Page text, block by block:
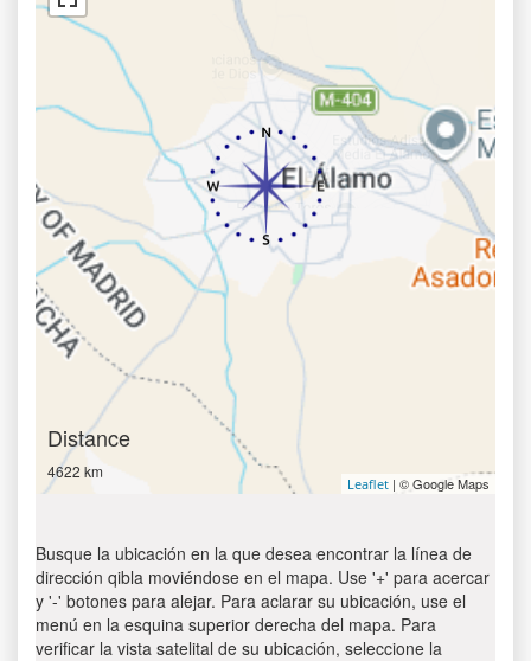
Distance
4622 km
Leaflet | © Google Maps
Busque la ubicación en la que desea encontrar la línea de
dirección qibla moviéndose en el mapa. Use '+' para acercar
y '-' botones para alejar. Para aclarar su ubicación, use el
menú en la esquina superior derecha del mapa. Para
verificar la vista satelital de su ubicación, seleccione la